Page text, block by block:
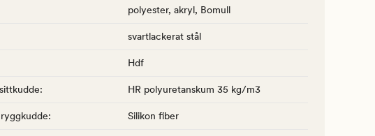
polyester, akryl, Bomull
svartlackerat stål
Hdf
: HR polyuretanskum 35 kg/m3
: Silikon fiber